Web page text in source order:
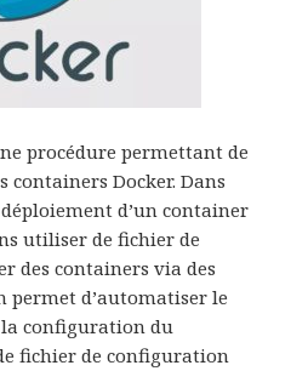
procédure permettant de
containers Docker. Dans
d’un container
utiliser de fichier de
des containers via des
d’automatiser le
configuration du
fichier de configuration